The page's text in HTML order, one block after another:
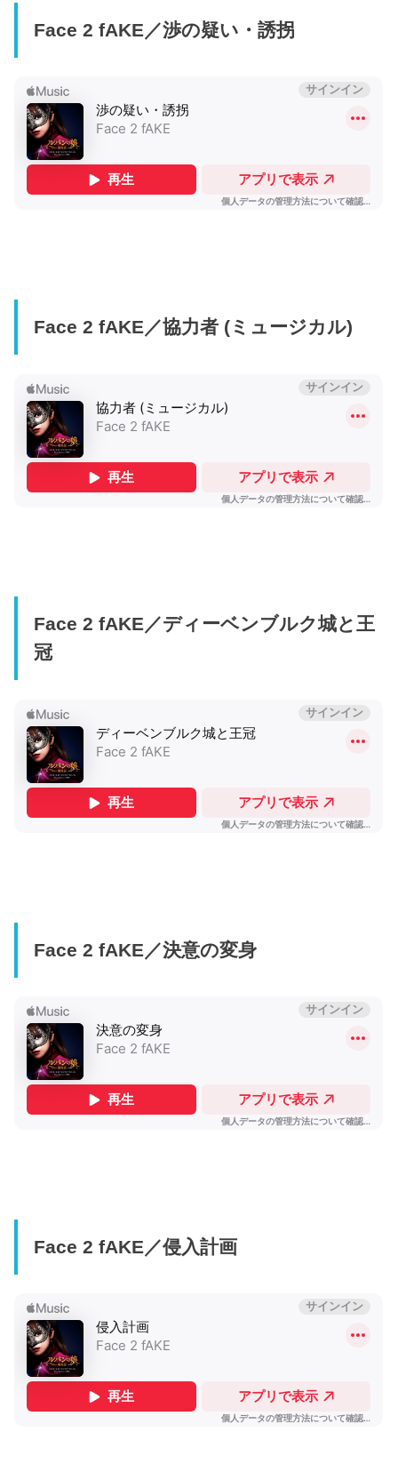
Face 2 fAKE／渉の疑い・誘拐
Face 2 fAKE／協力者 (ミュージカル)
Face 2 fAKE／ディーベンブルク城と王
冠
Face 2 fAKE／決意の変身
Face 2 fAKE／侵入計画